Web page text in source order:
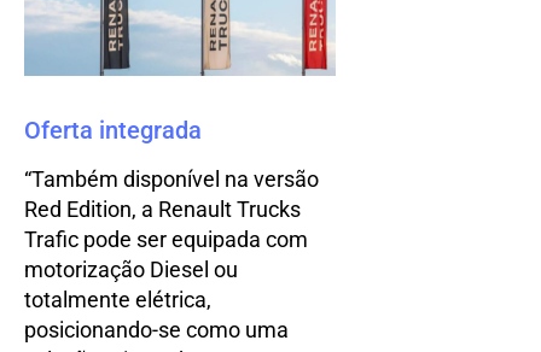
Oferta integrada
“Também disponível na versão
Red Edition, a Renault Trucks
Trafic pode ser equipada com
motorização Diesel ou
totalmente elétrica,
posicionando-se como uma